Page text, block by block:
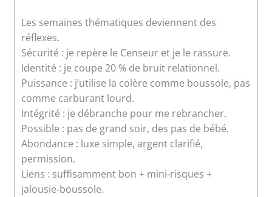
Les semaines thématiques deviennent des
réflexes.
Sécurité : je repère le Censeur et je le rassure.
Identité : je coupe 20 % de bruit relationnel.
Puissance : j’utilise la colère comme boussole, pas
comme carburant lourd.
Intégrité : je débranche pour me rebrancher.
Possible : pas de grand soir, des pas de bébé.
Abondance : luxe simple, argent clarifié,
permission.
Liens : suffisamment bon + mini‑risques +
jalousie‑boussole.